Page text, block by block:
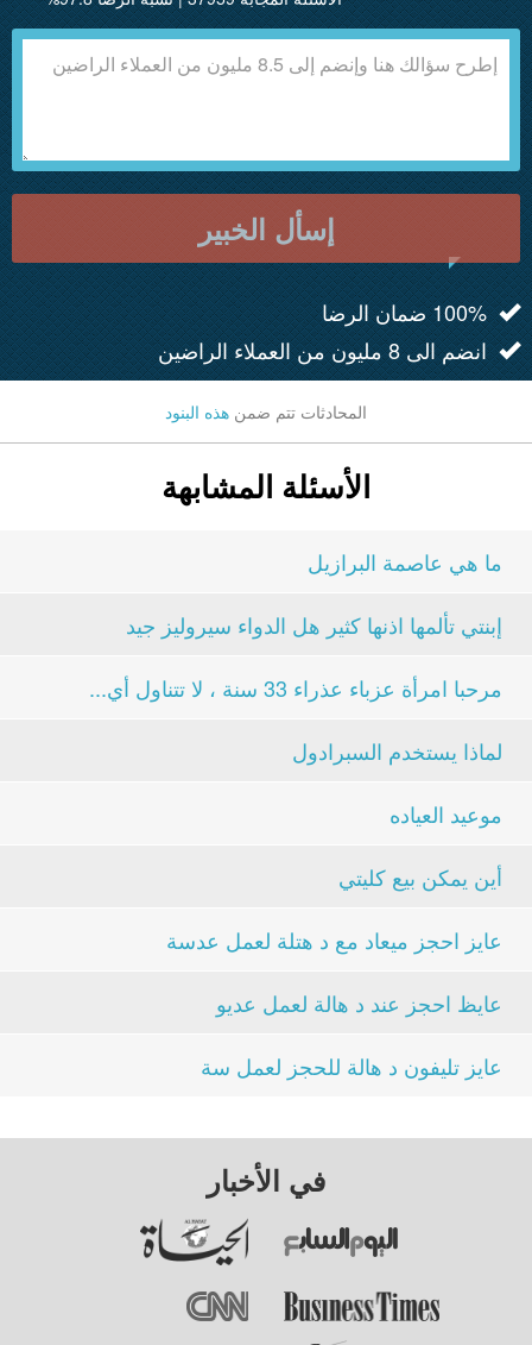
إسأل الخبير
100% ضمان الرضا
انضم الى 8 مليون من العملاء الراضين
المحادثات تتم ضمن هذه البنود
الأسئلة المشابهة
ما هي عاصمة البرازيل
إبنتي تألمها اذنها كثير هل الدواء سيروليز جيد
مرحبا امرأة عزباء عذراء 33 سنة ، لا تتناول أي...
لماذا يستخدم السبرادول
موعيد العياده
أين يمكن بيع كليتي
عايز احجز ميعاد مع د هتلة لعمل عدسة
عايظ احجز عند د هالة لعمل عديو
عايز تليفون د هالة للحجز لعمل سة
في الأخبار